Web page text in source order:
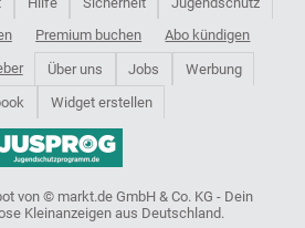
Premium buchen Abo kündigen
Über uns Jobs
Werbung
Widget erstellen
von © markt.de GmbH & Co. KG - Dein
Kleinanzeigen aus Deutschland.